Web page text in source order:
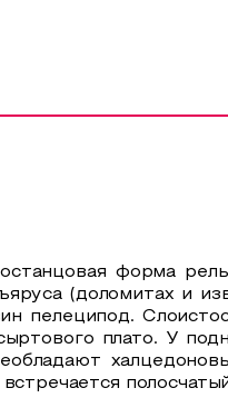
форма
(доломитах и
пелеципод.
плато. У